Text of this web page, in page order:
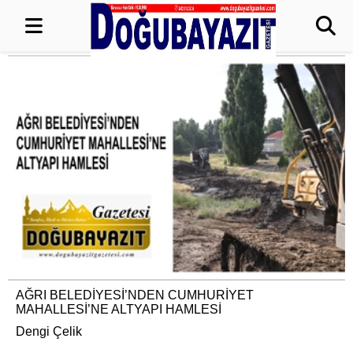
AĞRI BELEDİYESİ’NDEN CUMHURİYET
MAHALLESİ’NE ALTYAPI HAMLESİ
Dengi Çelik